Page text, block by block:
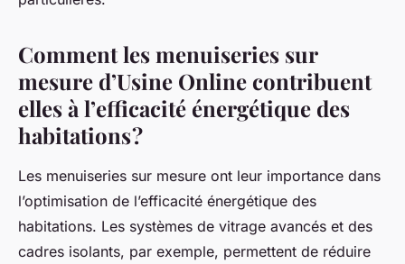
Comment les menuiseries sur
mesure d’Usine Online contribuent
elles à l’efficacité énergétique des
habitations ?
Les menuiseries sur mesure ont leur importance dans
l’optimisation de l’efficacité énergétique des
habitations. Les systèmes de vitrage avancés et des
cadres isolants, par exemple, permettent de réduire